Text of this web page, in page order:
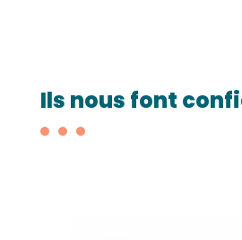
Ils nous font